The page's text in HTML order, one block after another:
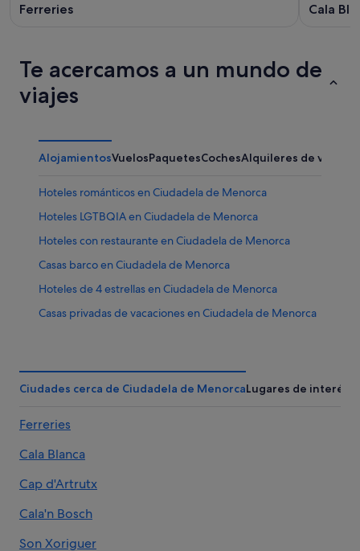
Ferreries Cala
Te acercamos a un mundo de
viajes
AlojamientosVuelosPaquetesCochesAlquileres de
Hoteles románticos en Ciudadela de Menorca
Hoteles LGTBQIA en Ciudadela de Menorca
Hoteles con restaurante en Ciudadela de Menorca
Casas barco en Ciudadela de Menorca
Hoteles de 4 estrellas en Ciudadela de Menorca
Casas privadas de vacaciones en Ciudadela de Menorca
Hoteles cerca de Torre de Fornells
Hoteles cerca de Palau Saura
Hoteles cerca de Palau Martorell
Hoteles cerca de Iglesia del Rosario
Ciudades cerca de Ciudadela de MenorcaLugares de interés
Ferreries
Cala Blanca
Cap d'Artrutx
Cala'n Bosch
Son Xoriguer